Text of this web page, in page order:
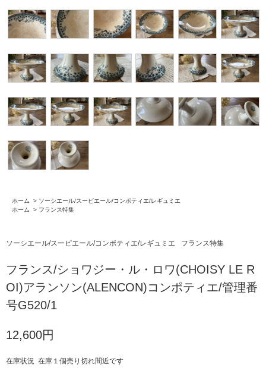
ホーム > ソーシエール/スーピエール/コンポティエ/レギュミエ
ホーム
> フランス特集
ソーシエール/スーピエール/コンポティエ/レギュミエ フランス特集
フランス/ショワジー・ル・ロワ(CHOISY LE R
OI)アランソン(ALENCON)コンポティエ/管理番
号G520/1
12,600円
在庫状況 在庫１個売り切れ間近です